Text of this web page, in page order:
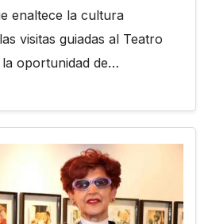
enaltece la cultura
visitas guiadas al Teatro
oportunidad de…